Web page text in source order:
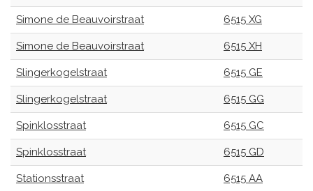
Simone de Beauvoirstraat 6515 XG
Simone de Beauvoirstraat 6515 XH
Slingerkogelstraat 6515 GE
Slingerkogelstraat 6515 GG
Spinklosstraat 6515 GC
Spinklosstraat 6515 GD
Stationsstraat 6515 AA